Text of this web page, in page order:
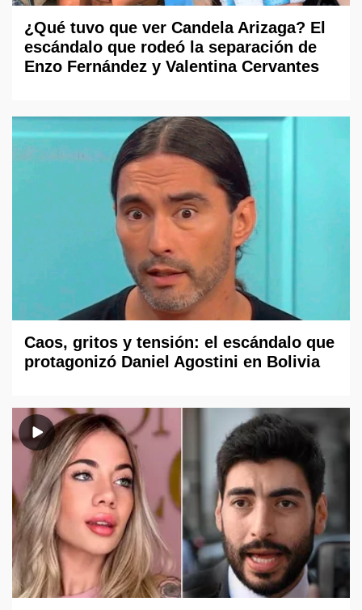
¿Qué tuvo que ver Candela Arizaga? El
escándalo que rodeó la separación de
Enzo Fernández y Valentina Cervantes
Caos, gritos y tensión: el escándalo que
protagonizó Daniel Agostini en Bolivia